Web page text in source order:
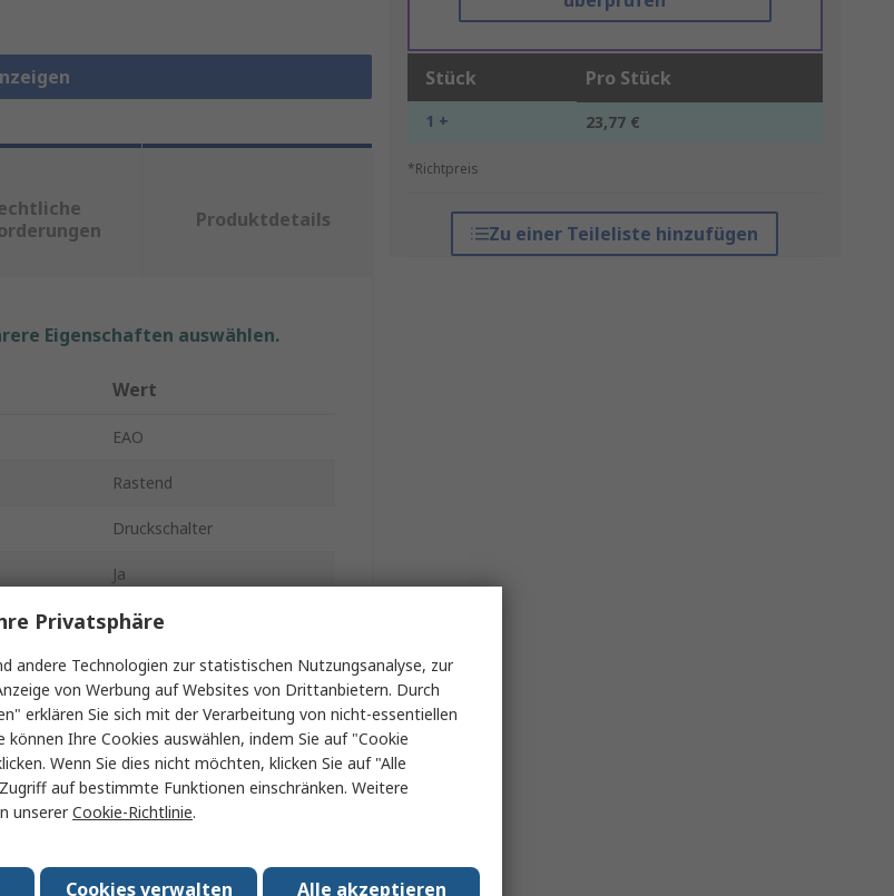
Stück Pro Stück
1 + 23,77 €
*Richtpreis
Zu einer Teileliste hinzufügen
Produktdetails
Eigenschaften auswählen.
Wert
EAO
Rastend
Druckschalter
Ja
82
19 mm
Panel
1-poliger Umschalter
Grün
Privatsphäre
andere Technologien zur statistischen Nutzungsanalyse, zur
von Werbung auf Websites von Drittanbietern. Durch
erklären Sie sich mit der Verarbeitung von nicht-essentiellen
können Ihre Cookies auswählen, indem Sie auf "Cookie
Wenn Sie dies nicht möchten, klicken Sie auf "Alle
auf bestimmte Funktionen einschränken. Weitere
unsererCookie-Richtlinie.
Alle akzeptieren
Cookies verwalten